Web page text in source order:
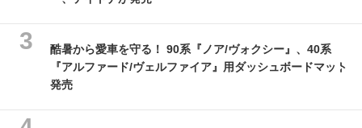
酷暑から愛車を守る！ 90系『ノア/ヴォクシー』、40系
『アルファード/ヴェルファイア』用ダッシュボードマット
発売